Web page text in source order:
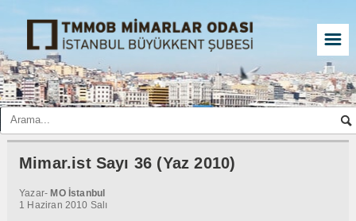
☰
Mimar.ist Sayı 36 (Yaz 2010)
Yazar- MO İstanbul
1 Haziran 2010 Salı